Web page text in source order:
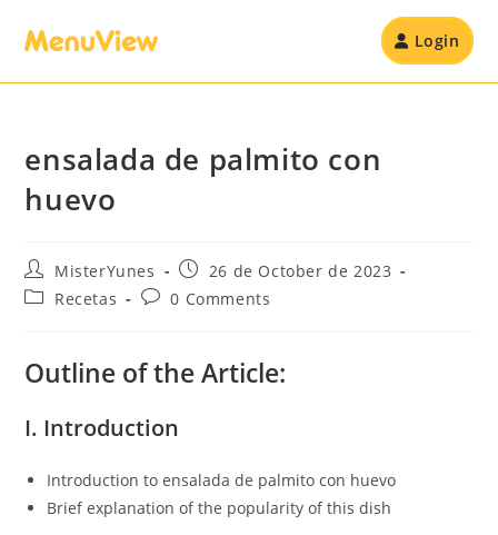
Login
ensalada de palmito con
huevo
MisterYunes
26 de October de 2023
Recetas
0 Comments
Outline of the Article:
I. Introduction
Introduction to ensalada de palmito con huevo
Brief explanation of the popularity of this dish